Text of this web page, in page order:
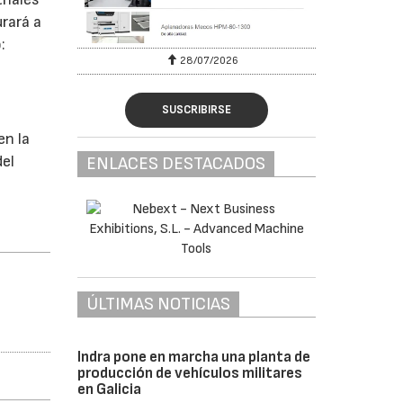
a
la
28/07/2026
SUSCRIBIRSE
ENLACES DESTACADOS
ÚLTIMAS NOTICIAS
Indra pone en marcha una planta de
producción de vehículos militares
en Galicia